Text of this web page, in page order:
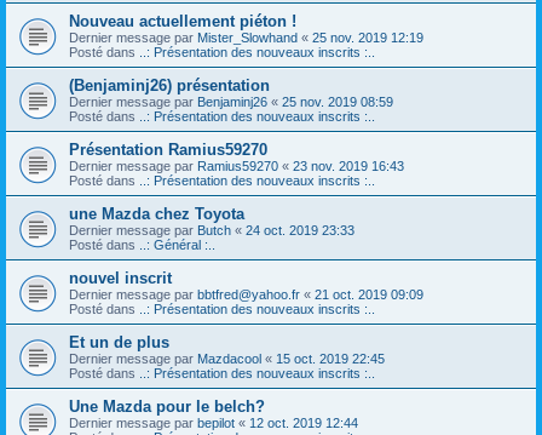
Nouveau actuellement piéton !
Dernier message par Mister_Slowhand « 25 nov. 2019 12:19
Posté dans
..: Présentation des nouveaux inscrits :..
(Benjaminj26) présentation
Dernier message par Benjaminj26 « 25 nov. 2019 08:59
Posté dans
..: Présentation des nouveaux inscrits :..
Présentation Ramius59270
Dernier message par Ramius59270 « 23 nov. 2019 16:43
Posté dans
..: Présentation des nouveaux inscrits :..
une Mazda chez Toyota
Dernier message par Butch « 24 oct. 2019 23:33
Posté dans
..: Général :..
nouvel inscrit
Dernier message par bbtfred@yahoo.fr « 21 oct. 2019 09:09
Posté dans
..: Présentation des nouveaux inscrits :..
Et un de plus
Dernier message par Mazdacool « 15 oct. 2019 22:45
Posté dans
..: Présentation des nouveaux inscrits :..
Une Mazda pour le belch?
Dernier message par bepilot « 12 oct. 2019 12:44